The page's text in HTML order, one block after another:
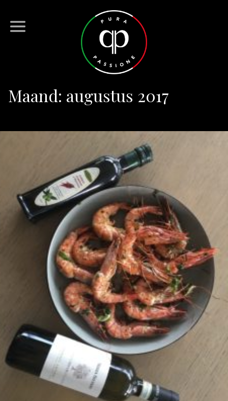
Maand: augustus 2017